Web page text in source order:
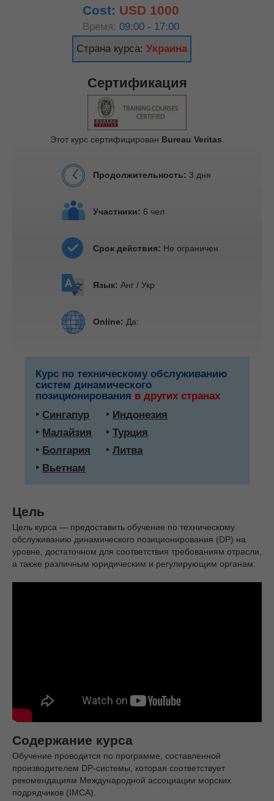
Cost: USD 1000
Время: 09:00 - 17:00
Страна курса: Украина
Сертификация
Этот курс сертифицирован Bureau Veritas
Продолжительность: 3 дня
Участники: 6 чел
Срок действия: Не ограничен
Язык: Анг / Укр
Online: Да:
Курс по техническому обслуживанию
систем динамического
позиционирования в других странах
‣ Сингапур ‣ Индонезия
‣ Малайзия ‣Турция
‣ Болгария ‣Литва
‣ Вьетнам
Цель
Цель курса — предоставить обучение по техническому
обслуживанию динамического позиционирования (DP) на
уровне, достаточном для соответствия требованиям отрасли,
а также различным юридическим и регулирующим органам.
Содержание курса
Обучение проводится по программе, составленной
производителем DP-системы, которая соответствует
рекомендациям Международной ассоциации морских
подрядчиков (IMCA).